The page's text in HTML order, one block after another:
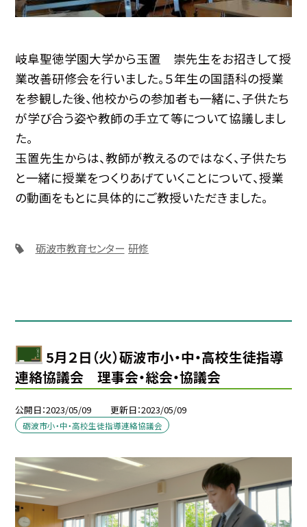
岐阜聖徳学園大学から玉置 崇先生をお招きして授
業改善研修会を行いました。５年生の国語科の授業
を参観した後、他校からの参加者も一緒に、子供たち
が学び合う姿や教師の手立て等について協議しまし
た。
玉置先生からは、教師が教えるのではなく、子供たち
と一緒に授業をつくりあげていくことについて、授業
の動画をもとに具体的にご教授いただきました。
砺波市教育センター 研修
5月２日（火）砺波市小・中・高校生徒指導
連絡協議会 理事会・総会・協議会
公開日 2023/05/09 更新日 2023/05/09
砺波市小・中・高校生徒指導連絡協議会